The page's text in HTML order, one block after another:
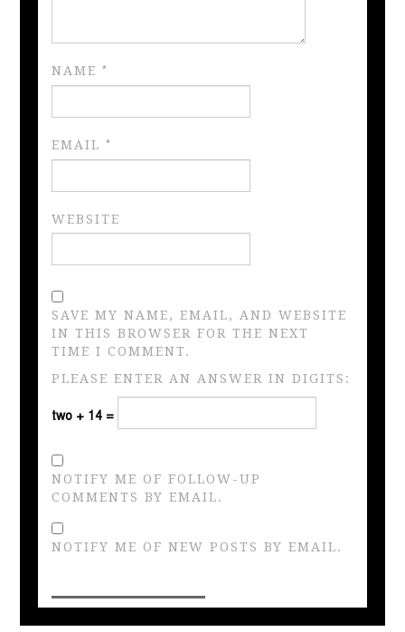
NAME*
EMAIL*
WEBSITE
SAVE MY NAME, EMAIL, AND WEBSITE
IN THIS BROWSER FOR THE NEXT
TIME I COMMENT.
PLEASE ENTER AN ANSWER IN DIGITS:
two + 14 =
NOTIFY ME OF FOLLOW-UP
COMMENTS BY EMAIL.
NOTIFY ME OF NEW POSTS BY EMAIL.